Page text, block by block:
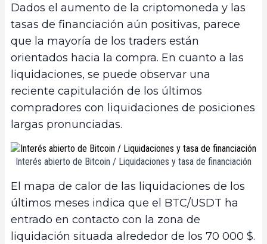
Dados el aumento de la criptomoneda y las
tasas de financiación aún positivas, parece
que la mayoría de los traders están
orientados hacia la compra. En cuanto a las
liquidaciones, se puede observar una
reciente capitulación de los últimos
compradores con liquidaciones de posiciones
largas pronunciadas.
Interés abierto de Bitcoin / Liquidaciones y tasa de financiación
El mapa de calor de las liquidaciones de los
últimos meses indica que el BTC/USDT ha
entrado en contacto con la zona de
liquidación situada alrededor de los 70 000 $.